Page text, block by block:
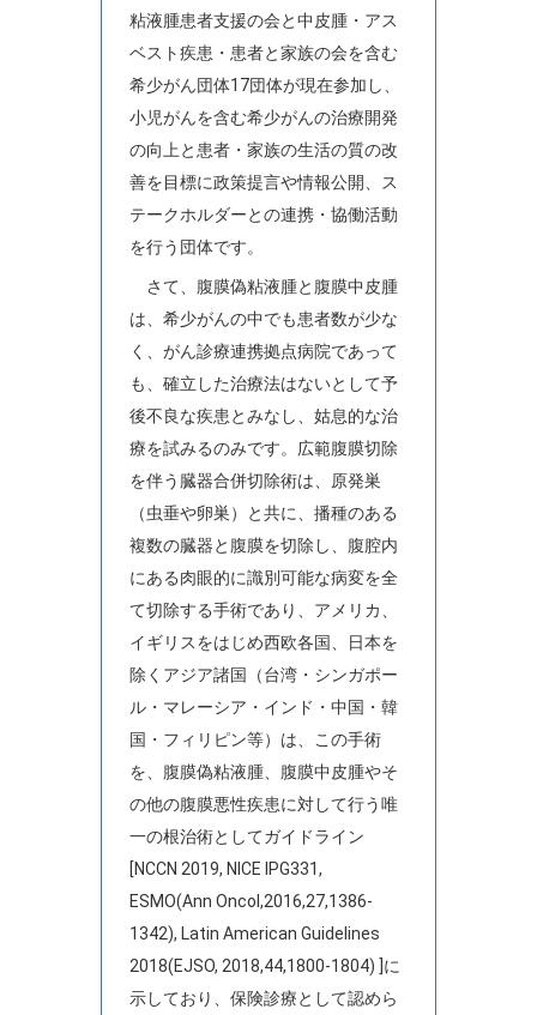
粘液腫患者支援の会と中皮腫・アス
ベスト疾患・患者と家族の会を含む
希少がん団体17団体が現在参加し、
小児がんを含む希少がんの治療開発
の向上と患者・家族の生活の質の改
善を目標に政策提言や情報公開、ス
テークホルダーとの連携・協働活動
を行う団体です。
さて、腹膜偽粘液腫と腹膜中皮腫
は、希少がんの中でも患者数が少な
く、がん診療連携拠点病院であって
も、確立した治療法はないとして予
後不良な疾患とみなし、姑息的な治
療を試みるのみです。広範腹膜切除
を伴う臓器合併切除術は、原発巣
（虫垂や卵巣）と共に、播種のある
複数の臓器と腹膜を切除し、腹腔内
にある肉眼的に識別可能な病変を全
て切除する手術であり、アメリカ、
イギリスをはじめ西欧各国、日本を
除くアジア諸国（台湾・シンガポー
ル・マレーシア・インド・中国・韓
国・フィリピン等）は、この手術
を、腹膜偽粘液腫、腹膜中皮腫やそ
の他の腹膜悪性疾患に対して行う唯
一の根治術としてガイドライン
[NCCN 2019, NICE IPG331,
ESMO(Ann Oncol,2016,27,1386-
1342), Latin American Guidelines
2018(EJSO, 2018,44,1800-1804) ]に
示しており、保険診療として認めら